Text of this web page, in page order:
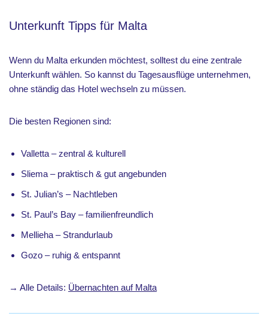
Unterkunft Tipps für Malta
Wenn du Malta erkunden möchtest, solltest du eine zentrale
Unterkunft wählen. So kannst du Tagesausflüge unternehmen,
ohne ständig das Hotel wechseln zu müssen.
Die besten Regionen sind:
Valletta – zentral & kulturell
Sliema – praktisch & gut angebunden
St. Julian’s – Nachtleben
St. Paul’s Bay – familienfreundlich
Mellieha – Strandurlaub
Gozo – ruhig & entspannt
→ Alle Details: Übernachten auf Malta